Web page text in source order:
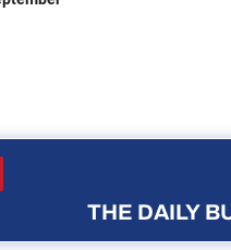
THE DAILY